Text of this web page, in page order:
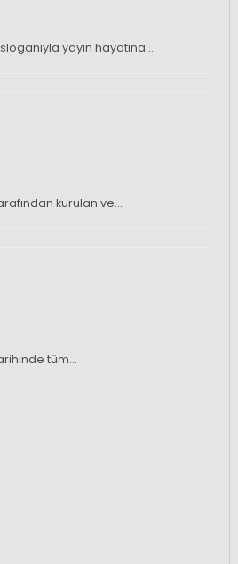
yayın hayatına…
kurulan ve…
tüm…